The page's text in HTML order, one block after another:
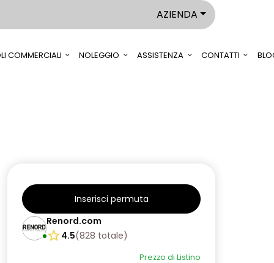
AZIENDA
COMMERCIALI NOLEGGIO ASSISTENZA CONTATTI
Inserisci permuta
Renord.com
4.5(828 totale)
Prezzo di Listino